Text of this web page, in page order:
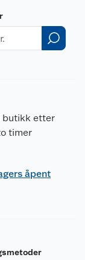
butikk etter
timer
åpent